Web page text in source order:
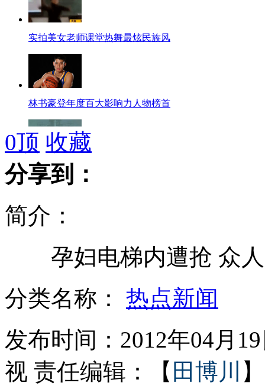
实拍美女老师课堂热舞最炫民族风
林书豪登年度百大影响力人物榜首
朝鲜称将继续发射卫星
西安麦地被偷倒整一卡车空胶囊
喵星人过独木桥 猫步变跨步
为打赌 年轻小伙吞下水果刀
0顶 收藏
分享到：
简介：
孕妇电梯内遭抢 众人
分类名称： 热点新闻
发布时间：2012年04月
视 责任编辑：【 田博川 】